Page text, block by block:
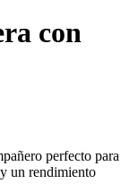
con
perfecto para
un rendimiento